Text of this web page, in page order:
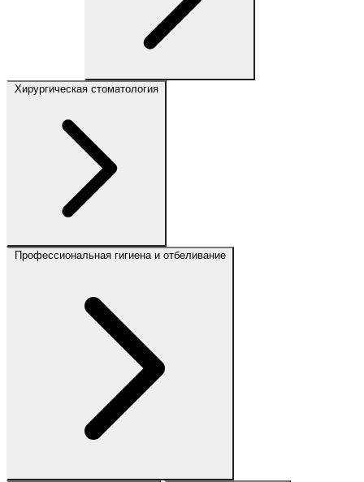
Хирургическая стоматология
Профессиональная гигиена и отбеливание